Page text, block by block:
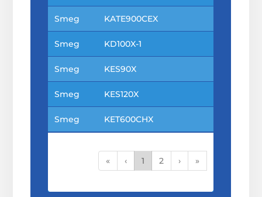
Smeg KATE900CEX
Smeg KD100X-1
Smeg KES90X
Smeg KES120X
Smeg KET600CHX
« ‹ 1 2 › »